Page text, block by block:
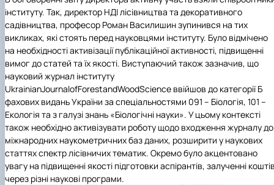
інституту. Так, директор НДІ лісівництва та декоративного
садівництва, професор Роман Василишин зупинився на тих
викликах, які стоять перед науковцями інституту. Було відмічено
на необхідності активізації публікаційної активності, підвищенні
вимог до статей та їх якості. Виступаючий також зазначив, що
науковий журнал інституту
UkrainianJournalofForestandWoodScience ввійшов до категорії Б
фахових видань України за спеціальностями 091 – Біологія, 101 –
Екологія та з галузі знань «Біологічні науки». У цьому контексті
також необхідно активізувати роботу щодо входження журналу до
міжнародних наукометричних баз даних, розширити у наукових
статтях спектр лісівничих тематик. Окремо було акцентовано
увагу на підвищенні якості підготовки аспірантів, залученні
через різні наукові програми.